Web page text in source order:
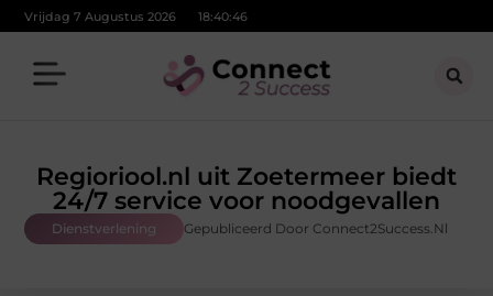
Vrijdag 7 Augustus 2026 18:40:47
Regioriool.nl uit Zoetermeer biedt
24/7 service voor noodgevallen
Dienstverlening Gepubliceerd Door Connect2Success.nl